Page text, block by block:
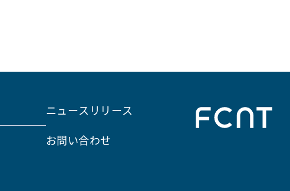
ニュースリリース
お問い合わせ